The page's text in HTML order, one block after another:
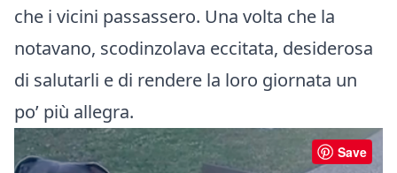
che i vicini passassero. Una volta che la
notavano, scodinzolava eccitata, desiderosa
di salutarli e di rendere la loro giornata un
po’ più allegra.
Save